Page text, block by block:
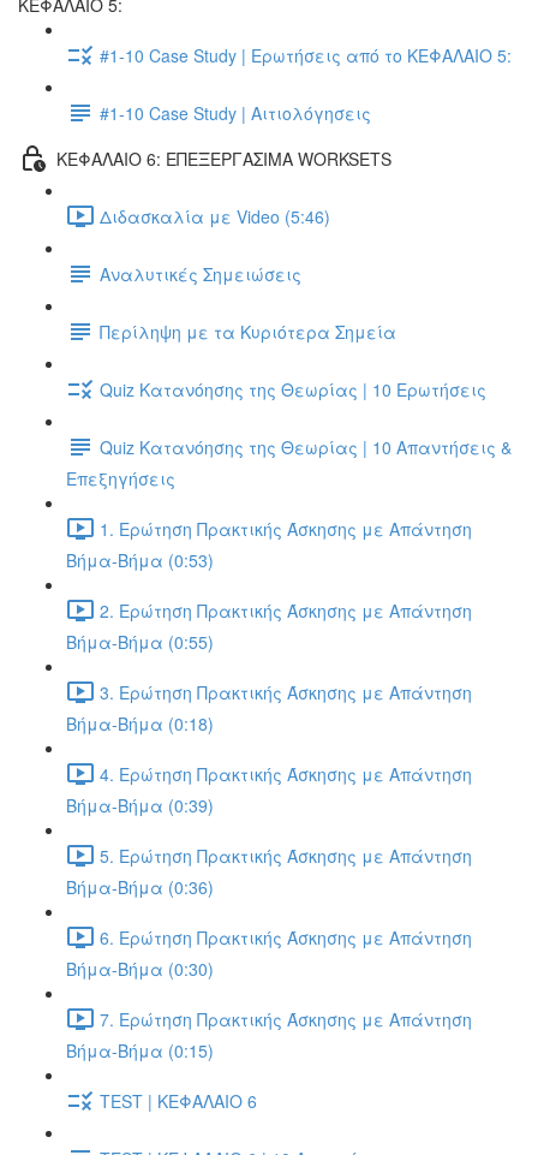
ΚΕΦΑΛΑΙΟ 5:
#1-10 Case Study | Ερωτήσεις από το ΚΕΦΑΛΑΙΟ 5:
#1-10 Case Study | Αιτιολόγησεις
ΚΕΦΑΛΑΙΟ 6: ΕΠΕΞΕΡΓΑΣΙΜΑ WORKSETS
Διδασκαλία με Video (5:46)
Αναλυτικές Σημειώσεις
Περίληψη με τα Κυριότερα Σημεία
Quiz Κατανόησης της Θεωρίας | 10 Ερωτήσεις
Quiz Κατανόησης της Θεωρίας | 10 Απαντήσεις &
Επεξηγήσεις
1. Ερώτηση Πρακτικής Άσκησης με Απάντηση
Βήμα-Βήμα (0:53)
2. Ερώτηση Πρακτικής Άσκησης με Απάντηση
Βήμα-Βήμα (0:55)
3. Ερώτηση Πρακτικής Άσκησης με Απάντηση
Βήμα-Βήμα (0:18)
4. Ερώτηση Πρακτικής Άσκησης με Απάντηση
Βήμα-Βήμα (0:39)
5. Ερώτηση Πρακτικής Άσκησης με Απάντηση
Βήμα-Βήμα (0:36)
6. Ερώτηση Πρακτικής Άσκησης με Απάντηση
Βήμα-Βήμα (0:30)
7. Ερώτηση Πρακτικής Άσκησης με Απάντηση
Βήμα-Βήμα (0:15)
TEST | ΚΕΦΑΛΑΙΟ 6